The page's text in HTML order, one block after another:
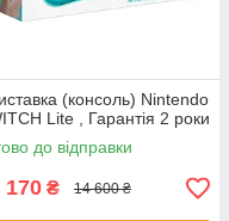
(консоль) Nintendo
Lite , Гарантія 2 роки
до відправки
170 ₴ 14 600 ₴